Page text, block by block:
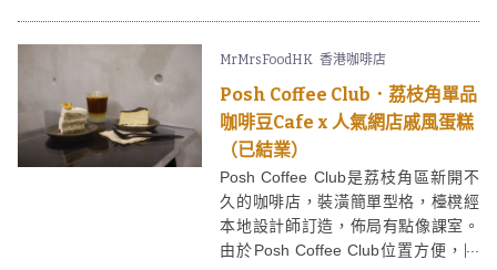
將軍澳店除了有設咖啡，還有自家烘
焙的麵包、蛋糕，開業半年依然人流
不斷。NOC的主食餐牌最近更增加了
新菜式，例如南瓜藜麥燉飯及兩款手
工麵，蛋撻更是讓人一試愛上！
MrMrsFoodHK 香港咖啡店
Posh Coffee Club．荔枝角單品
咖啡豆Cafe x 人氣網店戚風蛋糕
（已結業）
Posh Coffee Club是荔枝角區新開不
久的咖啡店，裝潢簡單型格，檯櫈經
本地設計師訂造，佈局有點像課室。
由於Posh Coffee Club位置方便，附